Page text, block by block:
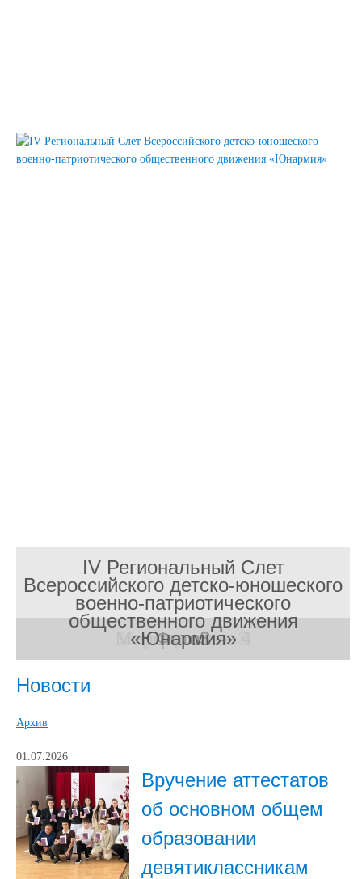
Терские игры
Новый год
Мероприятие 1
Мероприятие 2
Мероприятие3
Мероприятие 4
фото1
Фото3
IV Региональный Слет
Всероссийского детско-юношеского
военно-патриотического
общественного движения
«Юнармия»
Новости
Архив
01.07.2026
Вручение аттестатов
об основном общем
образовании
девятиклассникам